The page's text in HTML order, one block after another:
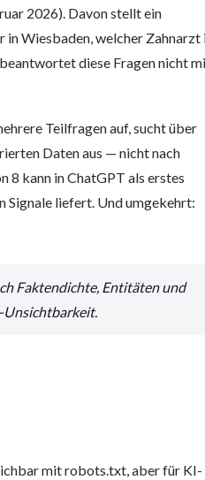
2026). Davon stellt ein
Wiesbaden, welcher Zahnarzt
diese Fragen nicht
Teilfragen auf, sucht über
Daten aus — nicht nach
8 kann in ChatGPT als erstes
Signale liefert. Und umgekehrt:
Faktendichte, Entitäten und
Unsichtbarkeit.
mit robots.txt, aber für KI-